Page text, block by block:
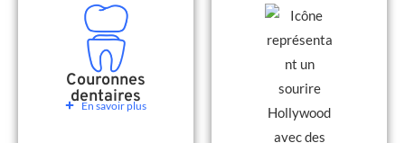
Couronnes
dentaires
En savoir plus